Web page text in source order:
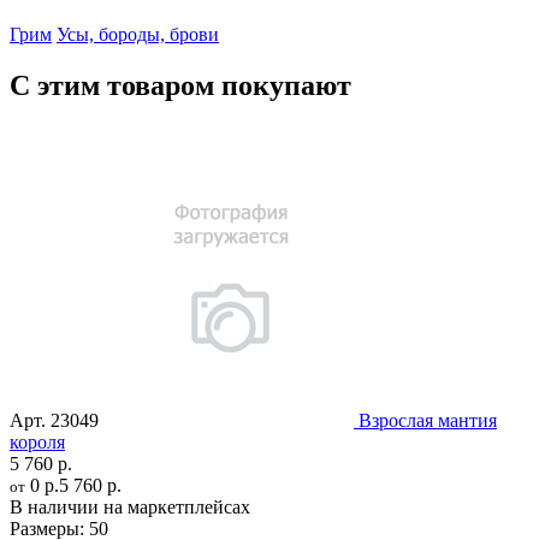
Грим Усы, бороды, брови
С этим товаром покупают
Арт. 23049
Взрослая мантия
короля
5 760 р.
от 0 р.5 760 р.
В наличии на маркетплейсах
Размеры: 50